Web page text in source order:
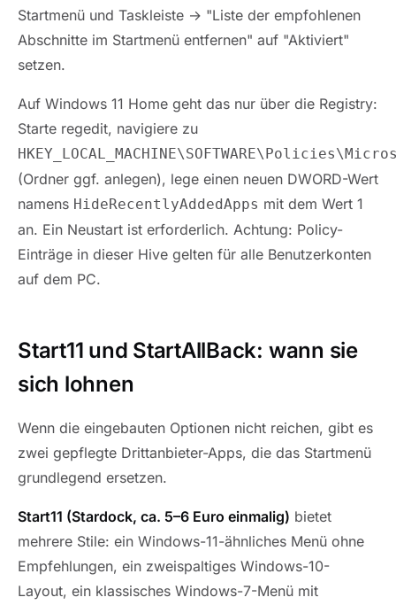
Startmenü und Taskleiste → "Liste der empfohlenen
Abschnitte im Startmenü entfernen" auf "Aktiviert"
setzen.
Auf Windows 11 Home geht das nur über die Registry:
Starte regedit, navigiere zu
(Ordner ggf. anlegen), lege einen neuen DWORD-Wert
namens HideRecentlyAddedApps mit dem Wert 1
an. Ein Neustart ist erforderlich. Achtung: Policy-
Einträge in dieser Hive gelten für alle Benutzerkonten
auf dem PC.
Start11 und StartAllBack: wann sie
sich lohnen
Wenn die eingebauten Optionen nicht reichen, gibt es
zwei gepflegte Drittanbieter-Apps, die das Startmenü
grundlegend ersetzen.
Start11 (Stardock, ca. 5–6 Euro einmalig) bietet
mehrere Stile: ein Windows-11-ähnliches Menü ohne
Empfehlungen, ein zweispaltiges Windows-10-
Layout, ein klassisches Windows-7-Menü mit